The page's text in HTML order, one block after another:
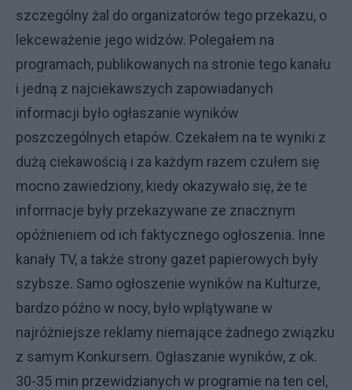
szczególny żal do organizatorów tego przekazu, o
lekceważenie jego widzów. Polegałem na
programach, publikowanych na stronie tego kanału
i jedną z najciekawszych zapowiadanych
informacji było ogłaszanie wyników
poszczególnych etapów. Czekałem na te wyniki z
dużą ciekawością i za każdym razem czułem się
mocno zawiedziony, kiedy okazywało się, że te
informacje były przekazywane ze znacznym
opóźnieniem od ich faktycznego ogłoszenia. Inne
kanały TV, a także strony gazet papierowych były
szybsze. Samo ogłoszenie wyników na Kulturze,
bardzo późno w nocy, było wplątywane w
najróżniejsze reklamy niemające żadnego związku
z samym Konkursem. Ogłaszanie wyników, z ok.
30-35 min przewidzianych w programie na ten cel,